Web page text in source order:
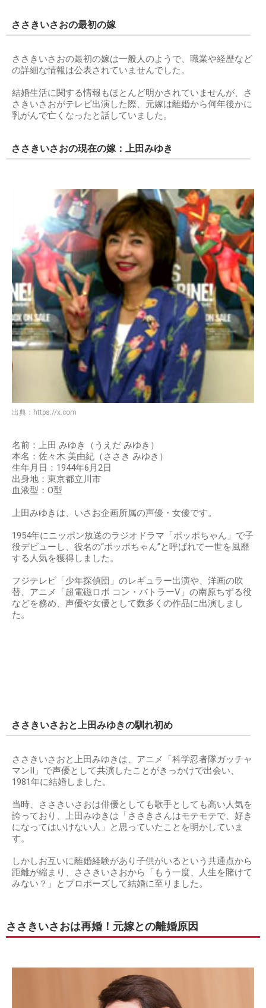
ささきいさおの最初の嫁
ささきいさおの最初の嫁は一般人のようで、職業や経歴など
の詳細な情報は公表されていませんでした。
結婚生活に関する情報もほとんど明かされていませんが、さ
さきいさおがテレビ出演した際、元嫁は離婚から何年後かに
乳がんで亡くなったと話していました。
ささきいさおの現在の嫁：上田みゆき
出典： https://x.com
名前：上田 みゆき（うえだ みゆき）
本名：佐々木 美由紀（ささき みゆき）
生年月日：1944年6月2日
出身地：東京都立川市
血液型：O型
上田みゆきは、いさお企画所属の声優・女優です。
1954年にニッポン放送のラジオドラマ「ポッポちゃん」で子
役デビューし、役名の“ポッポちゃん”と呼ばれて一世を風靡
する人気を獲得しました。
フジテレビ「少年探偵団」のレギュラー出演や、洋画の吹
替、アニメ「超電磁ロボ コン・バトラーV」の南原ちずる役
などを務め、声優や女優として数多くの作品に出演しまし
た。
ささきいさおと上田みゆきの馴れ初め
ささきいさおと上田みゆきは、アニメ「科学忍者隊ガッチャ
マンII」で声優として共演したことがきっかけで出会い、
1981年に結婚しました。
当時、ささきいさおは俳優としても歌手としても高い人気を
誇っており、上田みゆきは「ささきさんはモテモテで、好き
になってはいけない人」と思っていたことを明かしていま
す。
しかしお互いに離婚経験があり子供がいるという共通点から
距離が縮まり、ささきいさおから「もう一度、人生を賭けて
みない？」とプロポーズして結婚に至りました。
ささきいさおは再婚！元嫁との離婚原因